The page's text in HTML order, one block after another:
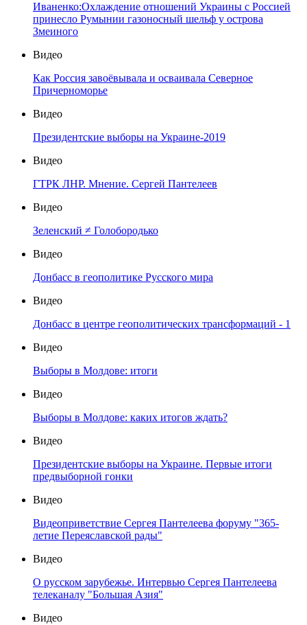
Иваненко:Охлаждение отношений Украины с Россией
принесло Румынии газоносный шельф у острова
Змеиного
Видео
Как Россия завоёвывала и осваивала Северное
Причерноморье
Видео
Президентские выборы на Украине-2019
Видео
ГТРК ЛНР. Мнение. Сергей Пантелеев
Видео
Зеленский ≠ Голобородько
Видео
Донбасс в геополитике Русского мира
Видео
Донбасс в центре геополитических трансформаций - 1
Видео
Выборы в Молдове: итоги
Видео
Выборы в Молдове: каких итогов ждать?
Видео
Президентские выборы на Украине. Первые итоги
предвыборной гонки
Видео
Видеоприветствие Сергея Пантелеева форуму "365-
летие Переяславской рады"
Видео
О русском зарубежье. Интервью Сергея Пантелеева
телеканалу "Большая Азия"
Видео